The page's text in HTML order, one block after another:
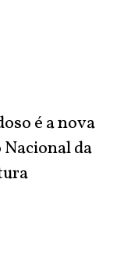
é a nova
da